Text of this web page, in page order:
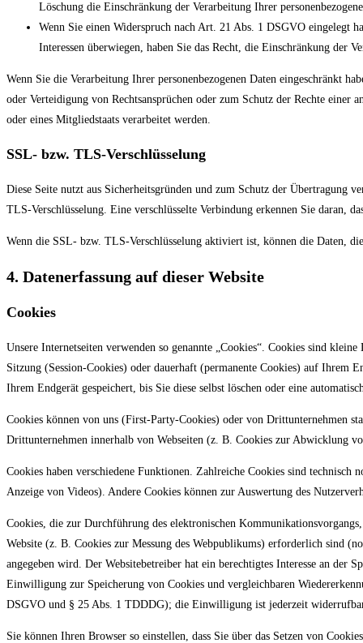
Löschung die Einschränkung der Verarbeitung Ihrer
Wenn Sie einen Widerspruch nach Art. 21 Abs. 1 DSGVO eingelegt
Interessen überwiegen, haben Sie das Recht, die Einschränkung der
Wenn Sie die Verarbeitung Ihrer personenbezogenen Daten eingeschränkt
oder Verteidigung von Rechtsansprüchen oder zum Schutz der Rechte einer
oder eines Mitgliedstaats verarbeitet werden.
SSL- bzw. TLS-Verschlüsselung
Diese Seite nutzt aus Sicherheitsgründen und zum Schutz der Übertragung
TLS-Verschlüsselung. Eine verschlüsselte Verbindung erkennen Sie daran,
Wenn die SSL- bzw. TLS-Verschlüsselung aktiviert ist, können die Daten,
4. Datenerfassung auf dieser Website
Cookies
Unsere Internetseiten verwenden so genannte „Cookies“. Cookies sind
Sitzung (Session-Cookies) oder dauerhaft (permanente Cookies) auf Ihrem
Ihrem Endgerät gespeichert, bis Sie diese selbst löschen oder eine
Cookies können von uns (First-Party-Cookies) oder von Drittunternehmen
Drittunternehmen innerhalb von Webseiten (z. B. Cookies zur Abwicklung
Cookies haben verschiedene Funktionen. Zahlreiche Cookies sind
Anzeige von Videos). Andere Cookies können zur Auswertung des
Cookies, die zur Durchführung des elektronischen
Website (z. B. Cookies zur Messung des Webpublikums) erforderlich sind
angegeben wird. Der Websitebetreiber hat ein berechtigtes Interesse an der
Einwilligung zur Speicherung von Cookies und vergleichbaren
DSGVO und § 25 Abs. 1 TDDDG); die Einwilligung ist jederzeit
Sie können Ihren Browser so einstellen, dass Sie über das Setzen von